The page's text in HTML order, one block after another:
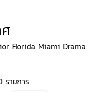
Florida Miami Drama,
รายการ